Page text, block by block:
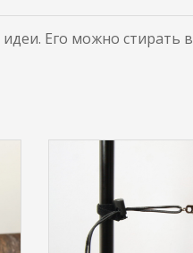
Его можно стирать в